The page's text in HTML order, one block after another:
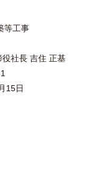
等工事
社⻑ 吉住 正基
15⽇